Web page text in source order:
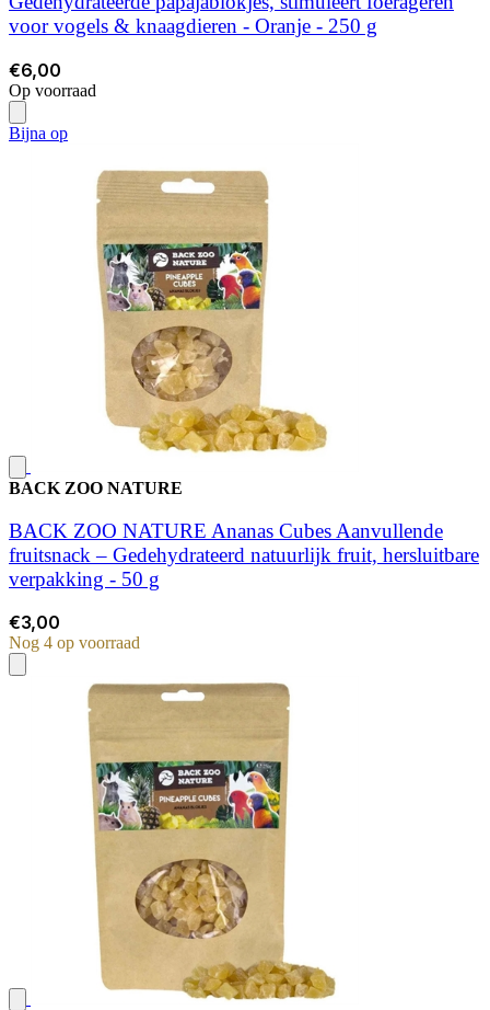
voor vogels & knaagdieren - Oranje - 250 g
€6,00
Op voorraad
Bijna op
BACK ZOO NATURE
BACK ZOO NATURE Ananas Cubes Aanvullende
fruitsnack – Gedehydrateerd natuurlijk fruit, hersluitbare
verpakking - 50 g
€3,00
Nog 4 op voorraad